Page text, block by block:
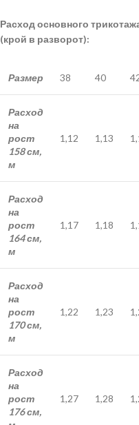
Расход основного
(крой в разворот):
Размер 38 40
Расход
на
рост
158 см,
м
1,12 1,13
Расход
на
рост
164 см,
м
1,17 1,18
Расход
на
рост
170 см,
м
1,22 1,23
Расход
на
рост
176 см,
1,27 1,28